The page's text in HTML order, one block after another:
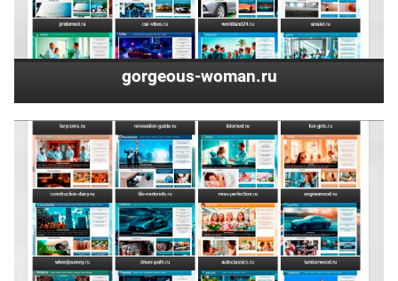
gorgeous-woman.ru